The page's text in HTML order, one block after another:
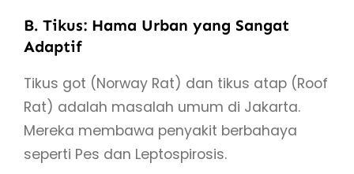
B. Tikus: Hama Urban yang Sangat
Adaptif
Tikus got (Norway Rat) dan tikus atap (Roof
Rat) adalah masalah umum di Jakarta.
Mereka membawa penyakit berbahaya
seperti Pes dan Leptospirosis.